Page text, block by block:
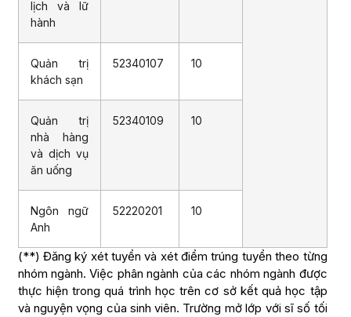
lịch và lữ
hành
Quản trị
khách sạn
52340107 10
Quản trị
nhà hàng
và dịch vụ
ăn uống
52340109 10
Ngôn ngữ
Anh
52220201 10
(**) Đăng ký xét tuyển và xét điểm trúng tuyển theo từng
nhóm ngành. Việc phân ngành của các nhóm ngành được
thực hiện trong quá trình học trên cơ sở kết quả học tập
và nguyện vọng của sinh viên. Trường mở lớp với sĩ số tối